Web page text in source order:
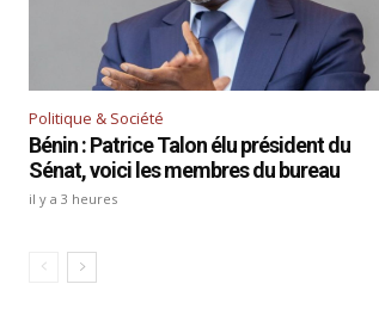
Politique & Société
Bénin : Patrice Talon élu président du
Sénat, voici les membres du bureau
il y a 3 heures